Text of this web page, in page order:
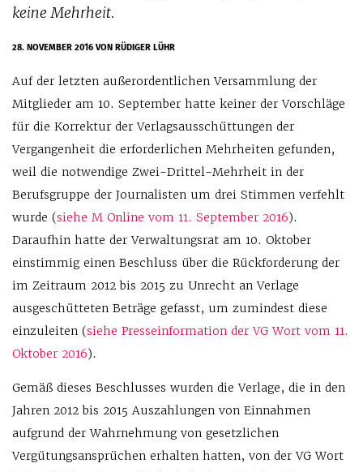
keine Mehrheit.
28. NOVEMBER 2016VON RÜDIGER LÜHR
Auf der letzten außerordentlichen Versammlung der
Mitglieder am 10. September hatte keiner der Vorschläge
für die Korrektur der Verlagsausschüttungen der
Vergangenheit die erforderlichen Mehrheiten gefunden,
weil die notwendige Zwei-Drittel-Mehrheit in der
Berufsgruppe der Journalisten um drei Stimmen verfehlt
wurde (siehe M Online vom 11. September 2016).
Daraufhin hatte der Verwaltungsrat am 10. Oktober
einstimmig einen Beschluss über die Rückforderung der
im Zeitraum 2012 bis 2015 zu Unrecht an Verlage
ausgeschütteten Beträge gefasst, um zumindest diese
einzuleiten (siehe Presseinformation der VG Wort vom 11.
Oktober 2016).
Gemäß dieses Beschlusses wurden die Verlage, die in den
Jahren 2012 bis 2015 Auszahlungen von Einnahmen
aufgrund der Wahrnehmung von gesetzlichen
Vergütungsansprüchen erhalten hatten, von der VG Wort